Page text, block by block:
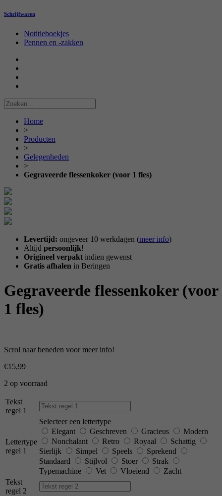
Schrijfwaren
Notitieboekjes
Pennen en -zakken
Home
>
Producten
>
Gelegenheden
>
Gegraveerde flessenkoker (voor 1 fles)
Levertijd: ongeveer 10 werkdagen (meer info)
Altijd persoonlijk!
Origineel verpakt indien gewenst
Gratis afhalen in Beringen
Gegraveerde flessenkoker (voor
1 fles)
Scrol naar beneden voor meer info!
€15,99
2 op voorraad
Tekst
regel 1
Lettertype
regel 1
Selecteer een lettertype
Elegant
Geschreven Gracieus
Modern
Nonchalant
Retro Royaal
Schattig
Sierlijk
Simpel Speels
Sprekend
Standaard
Stijlvol Stoer
Strak
Typemachine
Vet Vloeiend
Zacht
Tekst
regel 2